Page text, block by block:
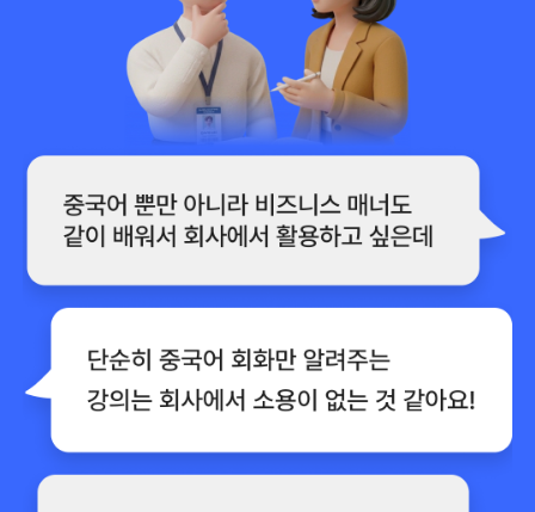
왕초보에서 HSK 5급 취득
어렸을 때 중국에 아주 잠깐 살다가 취업할 때 급하게 필요해
정말 왕초보 수준이었는데 HSK 5급까지 따고 취업까지 성공
했습니다.
말하기에 특화된 강의
사실 외국어는 아무리 쓰기, 읽기를 잘해도 말하지 못하면 말